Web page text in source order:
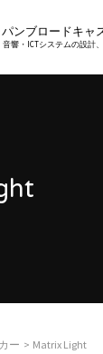
ンブロードキャ
音響・ICTシステムの設計
ー Matrix Light